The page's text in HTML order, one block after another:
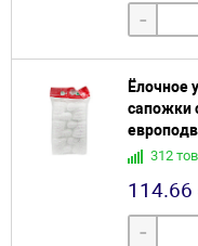
-
Ёлочное
сапожки
312
114.66
-